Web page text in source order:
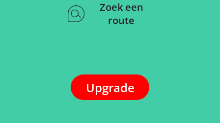
Zoek een
route
Upgrade